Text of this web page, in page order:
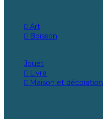
Art
Boisson
Jouet
Livre
Maison et décoration